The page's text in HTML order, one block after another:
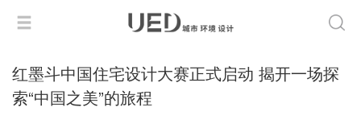
红墨斗中国住宅设计大赛正式启动 揭开一场探
索“中国之美”的旅程